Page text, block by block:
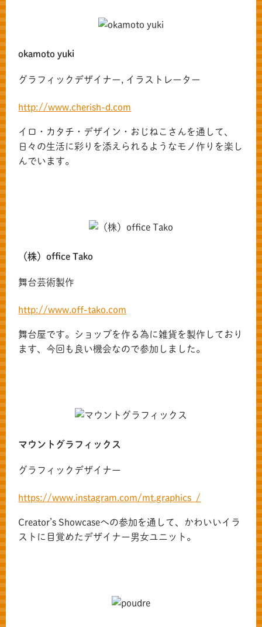
okamoto yuki
グラフィックデザイナー, イラストレーター
http://www.cherish-d.com
イロ・カタチ・デザイン・おじねこさんを通して、
日々の生活に彩りを添えられるようなモノ作りを楽し
んでいます。
（株）office Tako
舞台芸術製作
http://www.off-tako.com
舞台屋です。ショップを作る為に雑貨を製作しており
ます、今回も良い機会なので参加しました。
マウントグラフィックス
グラフィックデザイナー
https://www.instagram.com/mt.graphics_/
Creator’s Showcaseへの参加を通して、かわいいイラ
ストに目覚めたデザイナー男女ユニット。
共有方法を選択